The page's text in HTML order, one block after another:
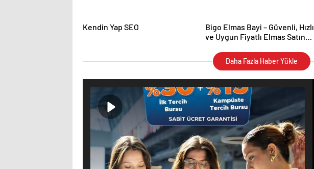
Kendin Yap SEO
Bigo Elmas Bayi – Güvenli, Hızlı
ve Uygun Fiyatlı Elmas Satın
Daha Fazla Haber Yükle